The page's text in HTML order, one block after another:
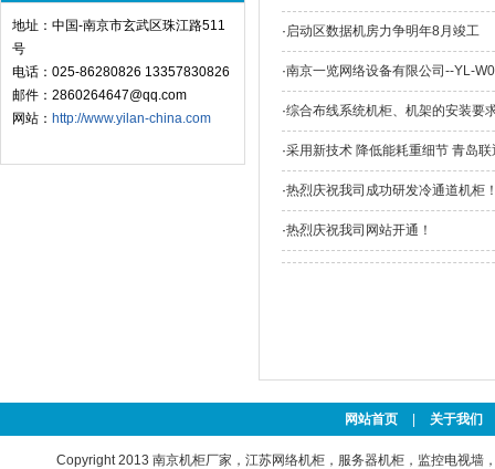
地址：中国-南京市玄武区珠江路511
号
电话：025-86280826 13357830826
邮件：2860264647@qq.com
网站： http://www.yilan-china.com
·启动区数据机房力争明年8月竣工
·南京一览网络设备有限公司--YL-
·综合布线系统机柜、机架的安装要
·采用新技术 降低能耗重细节 青岛
·热烈庆祝我司成功研发冷通道机柜
·热烈庆祝我司网站开通！
网站首页 关于我们
Copyright 2013 南京机柜厂家，江苏网络机柜，服务器机柜，监控电视